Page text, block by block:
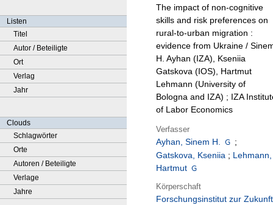
Listen
Titel
Autor / Beteiligte
Ort
Verlag
Jahr
Clouds
Schlagwörter
Orte
Autoren / Beteiligte
Verlage
Jahre
The impact of non-cognitive
skills and risk preferences on
rural-to-urban migration :
evidence from Ukraine /
H. Ayhan (IZA), Kseniia
Gatskova (IOS), Hartmut
Lehmann (University of
Bologna and IZA) ; IZA
of Labor Economics
Verfasser
Ayhan, Sinem H.
;
Gatskova, Kseniia ; Lehmann,
Hartmut
Körperschaft
Forschungsinstitut zur Zukunft